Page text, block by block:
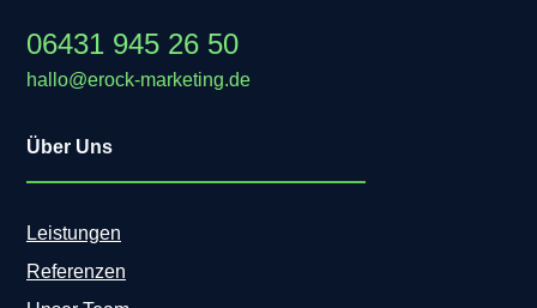
06431 945 26 50
hallo@erock-marketing.de
Über Uns
Leistungen
Referenzen